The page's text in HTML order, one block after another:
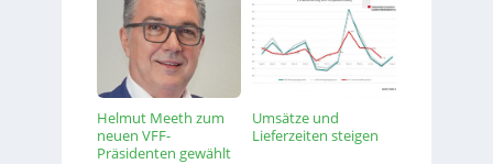
Helmut Meeth zum
neuen VFF-
Präsidenten gewählt
Umsätze und
Lieferzeiten steigen